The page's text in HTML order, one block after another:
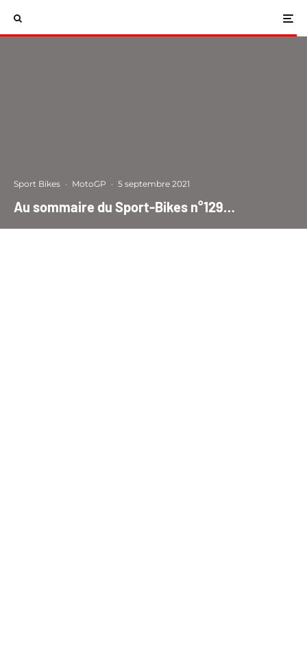
Sport Bikes · MotoGP · 5 septembre 2021
Au sommaire du Sport-Bikes n°129…